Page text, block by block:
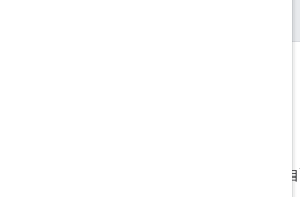
观摩我们的示例并